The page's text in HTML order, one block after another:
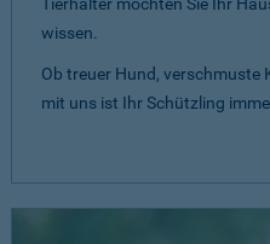
wissen.
Ob treuer Hund, verschmuste
mit uns ist Ihr Schützling